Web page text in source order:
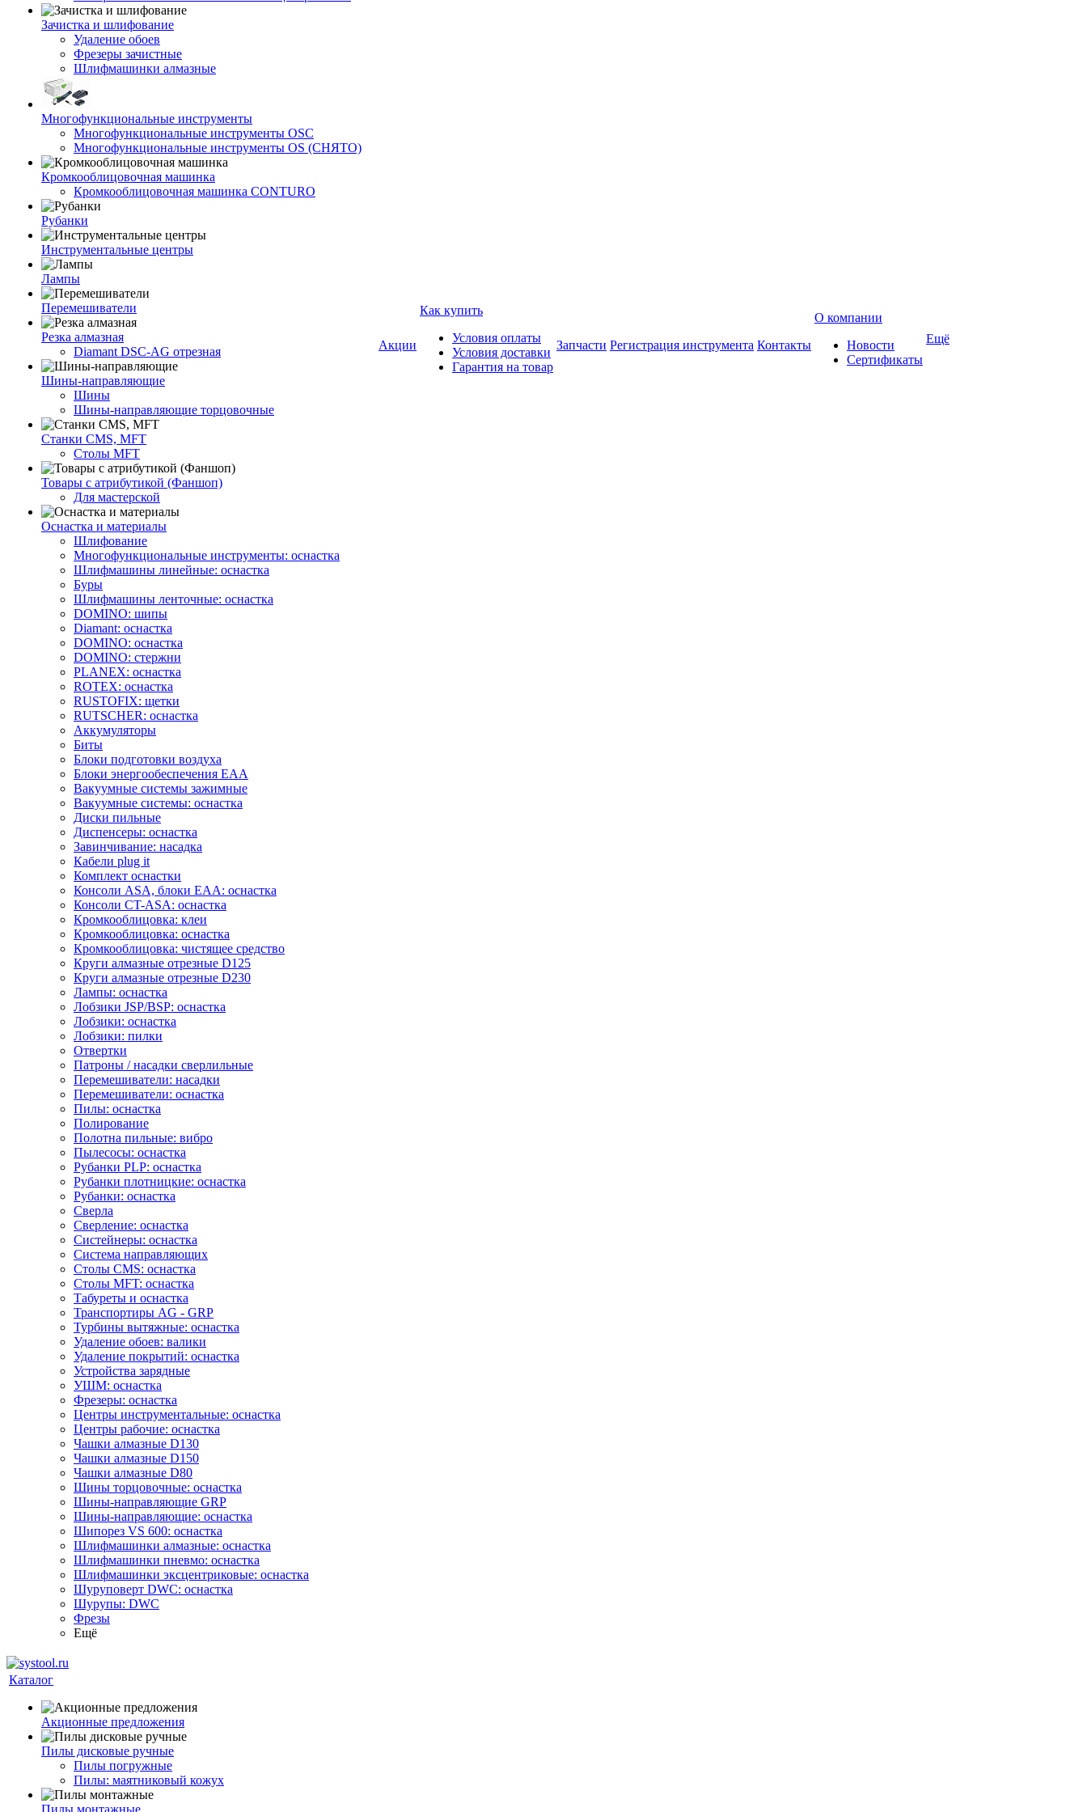
Зачистка и шлифование
Удаление обоев
Фрезеры зачистные
Шлифмашинки алмазные
Многофункциональные инструменты
Многофункциональные инструменты OSC
Многофункциональные инструменты OS (СНЯТО)
Кромкооблицовочная машинка
Кромкооблицовочная машинка CONTURO
Рубанки
Инструментальные центры
Лампы
Перемешиватели
Резка алмазная
Diamant DSC-AG отрезная
Шины-направляющие
Шины
Шины-направляющие торцовочные
Станки CMS, MFT
Столы MFT
Товары с атрибутикой (Фаншоп)
Для мастерской
Оснастка и материалы
Шлифование
Многофункциональные инструменты: оснастка
Шлифмашины линейные: оснастка
Буры
Шлифмашины ленточные: оснастка
DOMINO: шипы
Diamant: оснастка
DOMINO: оснастка
DOMINO: стержни
PLANEX: оснастка
ROTEX: оснастка
RUSTOFIX: щетки
RUTSCHER: оснастка
Аккумуляторы
Биты
Блоки подготовки воздуха
Блоки энергообеспечения EAA
Вакуумные системы зажимные
Вакуумные системы: оснастка
Диски пильные
Диспенсеры: оснастка
Завинчивание: насадка
Кабели plug it
Комплект оснастки
Консоли ASA, блоки EAA: оснастка
Консоли CT-ASA: оснастка
Кромкооблицовка: клеи
Кромкооблицовка: оснастка
Кромкооблицовка: чистящее средство
Круги алмазные отрезные D125
Круги алмазные отрезные D230
Лампы: оснастка
Лобзики JSP/BSP: оснастка
Лобзики: оснастка
Лобзики: пилки
Отвертки
Патроны / насадки сверлильные
Перемешиватели: насадки
Перемешиватели: оснастка
Пилы: оснастка
Полирование
Полотна пильные: вибро
Пылесосы: оснастка
Рубанки PLP: оснастка
Рубанки плотницкие: оснастка
Рубанки: оснастка
Сверла
Сверление: оснастка
Систейнеры: оснастка
Система направляющих
Столы CMS: оснастка
Столы MFT: оснастка
Табуреты и оснастка
Транспортиры AG - GRP
Турбины вытяжные: оснастка
Удаление обоев: валики
Удаление покрытий: оснастка
Устройства зарядные
УШМ: оснастка
Фрезеры: оснастка
Центры инструментальные: оснастка
Центры рабочие: оснастка
Чашки алмазные D130
Чашки алмазные D150
Чашки алмазные D80
Шины торцовочные: оснастка
Шины-направляющие GRP
Шины-направляющие: оснастка
Шипорез VS 600: оснастка
Шлифмашинки алмазные: оснастка
Шлифмашинки пневмо: оснастка
Шлифмашинки эксцентриковые: оснастка
Шуруповерт DWC: оснастка
Шурупы: DWC
Фрезы
Ещё
Акции
Как купить
Условия оплаты
Условия доставки
Гарантия на товар
Запчасти Регистрация инструмента Контакты
О компании
Новости
Сертификаты
Ещё
Каталог
Акционные предложения
Пилы дисковые ручные
Пилы погружные
Пилы: маятниковый кожух
Пилы монтажные